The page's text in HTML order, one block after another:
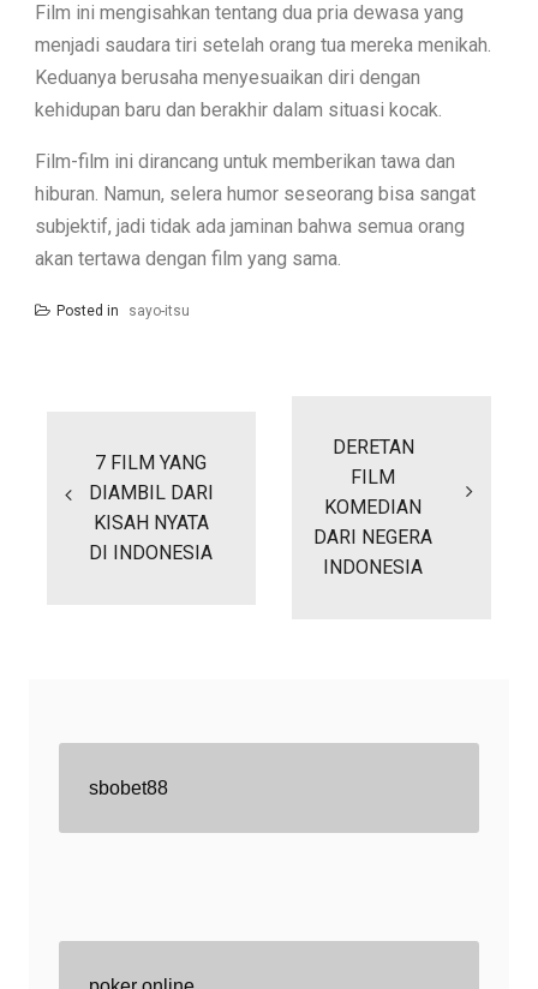
Film ini mengisahkan tentang dua pria dewasa yang
menjadi saudara tiri setelah orang tua mereka menikah.
Keduanya berusaha menyesuaikan diri dengan
kehidupan baru dan berakhir dalam situasi kocak.
Film-film ini dirancang untuk memberikan tawa dan
hiburan. Namun, selera humor seseorang bisa sangat
subjektif, jadi tidak ada jaminan bahwa semua orang
akan tertawa dengan film yang sama.
Posted in sayo-itsu
7 FILM YANG
DIAMBIL DARI
KISAH NYATA
DI INDONESIA
DERETAN
FILM
KOMEDIAN
DARI NEGERA
INDONESIA
sbobet88